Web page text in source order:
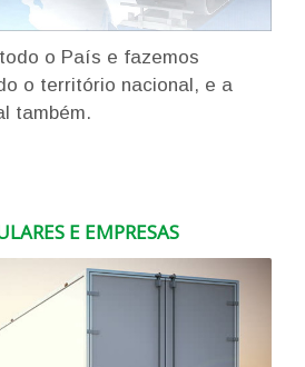
o País e fazemos
o território nacional, e a
também.
E EMPRESAS